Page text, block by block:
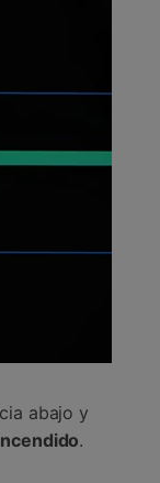
abajo y
.